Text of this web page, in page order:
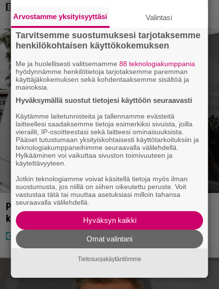
Poliisilla tehovalvonta – tästä kysymys ja näin
kauan kestää
Arvostamme yksityisyyttäsi Valintasi
Tarvitsemme suostumuksesi tarjotaksemme
henkilökohtaisen käyttökokemuksen
Me ja huolellisesti valitsemamme88 teknologiakumppania
hyödynnämme henkilötietoja tarjotaksemme paremman
käyttäjäkokemuksen sekä kohdentaaksemme sisältöä ja
mainoksia.
Hyväksymällä suostut tietojesi käyttöön seuraavasti
Käytämme laitetunnisteita ja tallennamme evästeitä
laitteellesi saadaksemme tietoja esimerkiksi sivuista, joilla
vierailit, IP-osoitteestasi sekä laitteesi ominaisuuksista.
Pääset tutustumaan yksityiskohtaisesti käyttötarkoituksiin ja
teknologiakumppaneihimme seuraavalla välilehdellä.
Hylkääminen voi vaikuttaa sivuston toimivuuteen ja
käytettävyyteen.
Jotkin teknologiamme voivat käsitellä tietoja myös ilman
suostumusta, jos niillä on siihen oikeutettu peruste. Voit
vastustaa tätä tai muuttaa asetuksiasi milloin tahansa
seuraavalla välilehdellä.
Hyväksyn kaikki
Omat valintani
Tietosuojakäytäntömme